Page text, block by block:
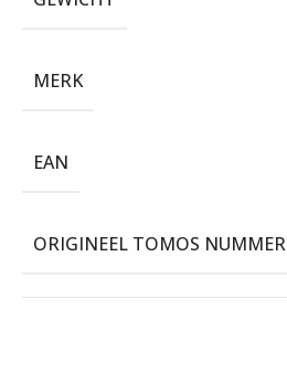
MERK
EAN
ORIGINEEL TOMOS NUMMER